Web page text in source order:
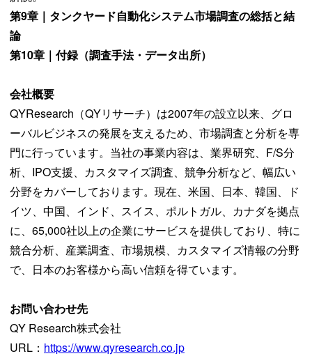
第9章｜タンクヤード自動化システム市場調査の総括と結
論
第10章｜付録（調査手法・データ出所）
会社概要
QYResearch（QYリサーチ）は2007年の設立以来、グロ
ーバルビジネスの発展を支えるため、市場調査と分析を専
門に行っています。当社の事業内容は、業界研究、F/S分
析、IPO支援、カスタマイズ調査、競争分析など、幅広い
分野をカバーしております。現在、米国、日本、韓国、ド
イツ、中国、インド、スイス、ポルトガル、カナダを拠点
に、65,000社以上の企業にサービスを提供しており、特に
競合分析、産業調査、市場規模、カスタマイズ情報の分野
で、日本のお客様から高い信頼を得ています。
お問い合わせ先
QY Research株式会社
URL： https://www.qyresearch.co.jp